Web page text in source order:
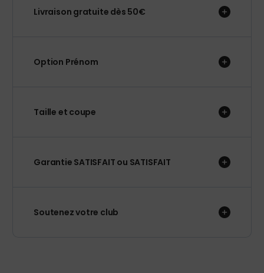
Livraison gratuite dès 50€
Option Prénom
Taille et coupe
Garantie SATISFAIT ou SATISFAIT
Soutenez votre club